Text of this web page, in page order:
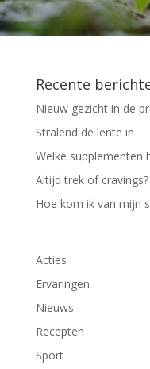
Recente
Nieuw gezicht in de
Stralend de lente in
Welke supplementen
Altijd trek of cravings?
Hoe kom ik van mijn
Acties
Ervaringen
Nieuws
Recepten
Sport